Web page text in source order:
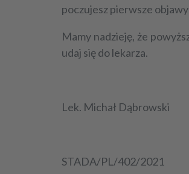
poczujesz pierwsze
Mamy nadzieję, że
udaj się do lekarza.
Lek. Michał Dąbrowski
STADA/PL/402/2021